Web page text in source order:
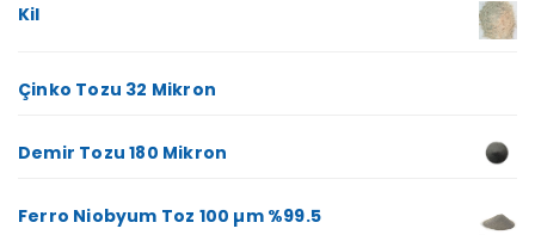
Kil
Çinko Tozu 32 Mikron
Demir Tozu 180 Mikron
Ferro Niobyum Toz 100 µm %99.5